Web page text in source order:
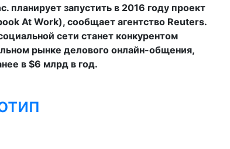
планирует запустить в 2016 году проект
At Work), сообщает агентство Reuters.
сети станет конкурентом
рынке делового онлайн-общения,
в $6 млрд в год.